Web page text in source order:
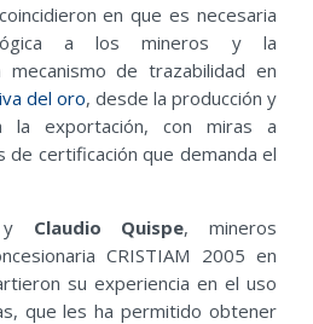
en que es necesaria
a los mineros y la
mecanismo de trazabilidad en
del oro, desde la producción y
la exportación, con miras a
de certificación que demanda el
Claudio Quispe, mineros
CRISTIAM 2005 en
su experiencia en el uso
que les ha permitido obtener